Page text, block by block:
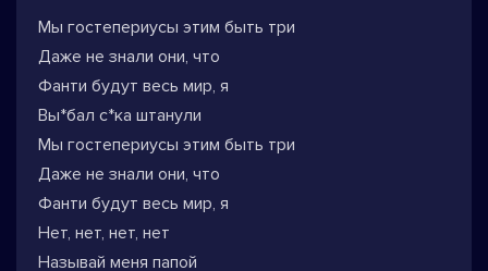
Мы гостепериусы этим быть три
Даже не знали они, что
Фанти будут весь мир, я
Вы*бал с*ка штанули
Мы гостепериусы этим быть три
Даже не знали они, что
Фанти будут весь мир, я
Нет, нет, нет, нет
Называй меня папой